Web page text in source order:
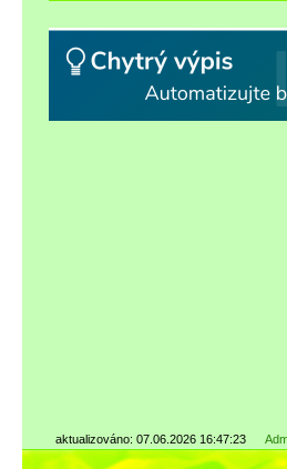
aktualizováno: 07.06.2026 16:47:23